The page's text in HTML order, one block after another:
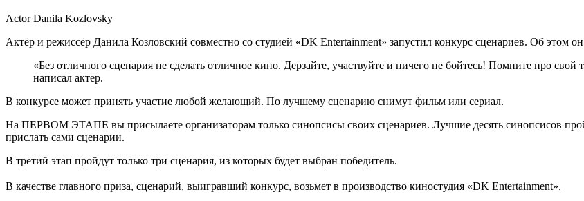
Actor Danila Kozlovsky
Актёр и режиссёр Данила Козловский совместно со студией «DK Entertainment» запустил конкурс сценариев. Об этом
«Без отличного сценария не сделать отличное кино. Дерзайте, участвуйте и ничего не бойтесь! Помните про
написал актер.
В конкурсе может принять участие любой желающий. По лучшему сценарию снимут фильм или сериал.
Hа ПЕРВОМ ЭТАПЕ вы присылаете организаторам только синопсисы своих сценариев. Лучшие десять синопсисов
прислать сами сценарии.
В третий этап пройдут только три сценария, из которых будет выбран победитель.
В качестве главного приза, сценарий, выигравший конкурс, возьмет в производство киностудия «DK Entertainment».